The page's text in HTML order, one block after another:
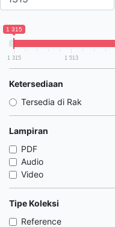
1 315
1 315 1 513
Ketersediaan
Tersedia di Rak
Lampiran
PDF
Audio
Video
Tipe Koleksi
Reference